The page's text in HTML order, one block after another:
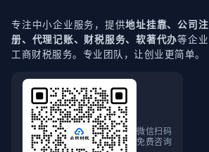
专注中小企业服务，提供地址挂靠、公司注
册、代理记账、财税服务、软著代办等企业
工商财税服务。专业团队，让创业更简单。
微信扫码
免费咨询